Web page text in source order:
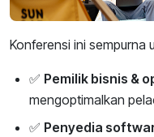
Konferensi ini sempurna
✅ Pemilik bisnis &
mengoptimalkan
✅ Penyedia